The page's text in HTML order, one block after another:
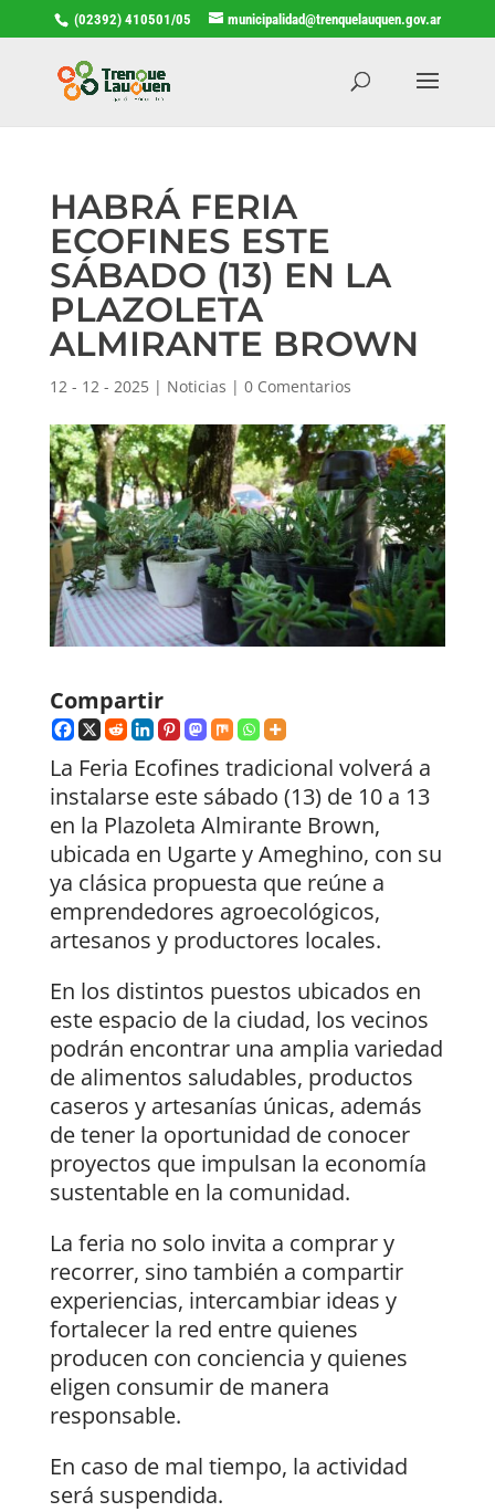
(02392) 410501/05 municipalidad@trenquelauquen.gov.ar
HABRÁ FERIA
ECOFINES ESTE
SÁBADO (13) EN LA
PLAZOLETA
ALMIRANTE BROWN
12 - 12 - 2025| Noticias | 0 Comentarios
Compartir
La Feria Ecofines tradicional volverá a
instalarse este sábado (13) de 10 a 13
en la Plazoleta Almirante Brown,
ubicada en Ugarte y Ameghino, con su
ya clásica propuesta que reúne a
emprendedores agroecológicos,
artesanos y productores locales.
En los distintos puestos ubicados en
este espacio de la ciudad, los vecinos
podrán encontrar una amplia variedad
de alimentos saludables, productos
caseros y artesanías únicas, además
de tener la oportunidad de conocer
proyectos que impulsan la economía
sustentable en la comunidad.
La feria no solo invita a comprar y
recorrer, sino también a compartir
experiencias, intercambiar ideas y
fortalecer la red entre quienes
producen con conciencia y quienes
eligen consumir de manera
responsable.
En caso de mal tiempo, la actividad
será suspendida.